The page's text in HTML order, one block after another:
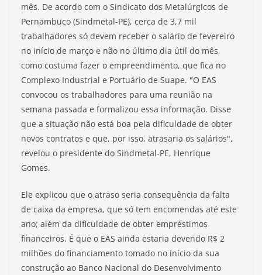
mês. De acordo com o Sindicato dos Metalúrgicos de
Pernambuco (Sindmetal-PE), cerca de 3,7 mil
trabalhadores só devem receber o salário de fevereiro
no início de março e não no último dia útil do mês,
como costuma fazer o empreendimento, que fica no
Complexo Industrial e Portuário de Suape. "O EAS
convocou os trabalhadores para uma reunião na
semana passada e formalizou essa informação. Disse
que a situação não está boa pela dificuldade de obter
novos contratos e que, por isso, atrasaria os salários",
revelou o presidente do Sindmetal-PE, Henrique
Gomes.
Ele explicou que o atraso seria consequência da falta
de caixa da empresa, que só tem encomendas até este
ano; além da dificuldade de obter empréstimos
financeiros. É que o EAS ainda estaria devendo R$ 2
milhões do financiamento tomado no início da sua
construção ao Banco Nacional do Desenvolvimento